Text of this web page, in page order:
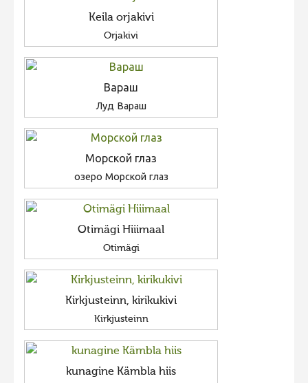
Keila orjakivi
Orjakivi
Вараш
Луд Вараш
Морской глаз
озеро Морской глаз
Otimägi Hiiimaal
Otimägi
Kirkjusteinn, kirikukivi
Kirkjusteinn
kunagine Kämbla hiis